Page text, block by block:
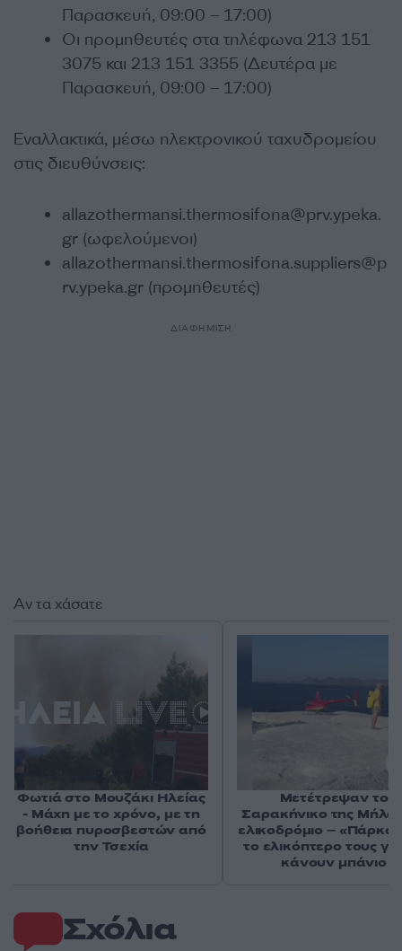
Παρασκευή, 09:00 – 17:00)
Οι προμηθευτές στα τηλέφωνα 213 151
3075 και 213 151 3355 (Δευτέρα με
Παρασκευή, 09:00 – 17:00)
Εναλλακτικά, μέσω ηλεκτρονικού ταχυδρομείου
στις διευθύνσεις:
allazothermansi.thermosifona@prv.ypeka.
gr (ωφελούμενοι)
allazothermansi.thermosifona.suppliers@p
rv.ypeka.gr (προμηθευτές)
ΔΙΑΦΗΜΙΣΗ
Σχόλια
Αν τα χάσατε
Φωτιά στο Μουζάκι Ηλείας
- Μάχη με το χρόνο, με τη
βοήθεια πυροσβεστών από
την Τσεχία
Μετέτρεψαν το
Σαρακήνικο της
ελικοδρόμιο –
το ελικόπτερο τους
κάνουν μπάνιο